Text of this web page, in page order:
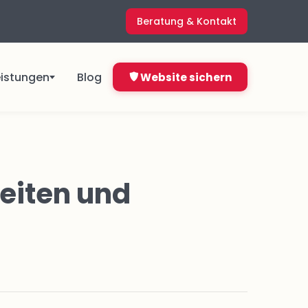
Beratung & Kontakt
Blog
4,99 €
Website sichern
und